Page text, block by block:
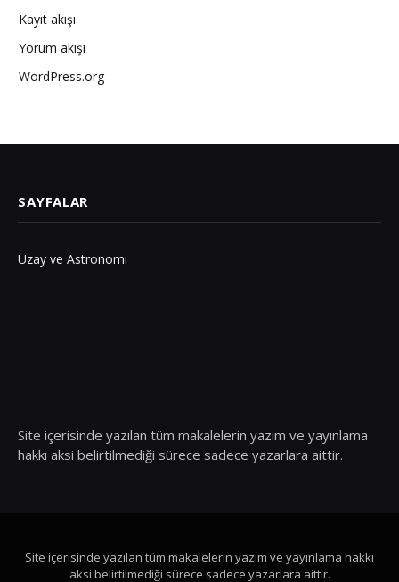
Kayıt akışı
Yorum akışı
WordPress.org
SAYFALAR
Uzay ve Astronomi
Site içerisinde yazılan tüm makalelerin yazım ve yayınlama
hakkı aksi belirtilmediği sürece sadece yazarlara aittir.
Site içerisinde yazılan tüm makalelerin yazım ve yayınlama hakkı
aksi belirtilmediği sürece sadece yazarlara aittir.